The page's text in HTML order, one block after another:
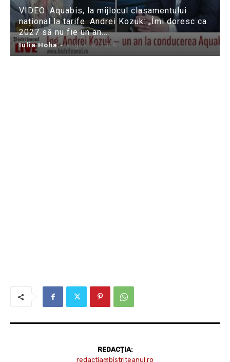
VIDEO: Aquabis, la mijlocul clasamentului
național la tarife. Andrei Kozuk: „Îmi doresc ca
2027 să nu fie un an...
Iulia Hoha - august 8, 2026
REDACȚIA:
redactia@bistriteanul.ro